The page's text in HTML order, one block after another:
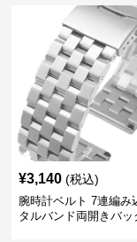
¥3,140 (税込)
腕時計ベルト 7連編み
タルバンド両開きバッ